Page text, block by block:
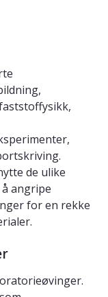
de ulike
angripe
for en rekke